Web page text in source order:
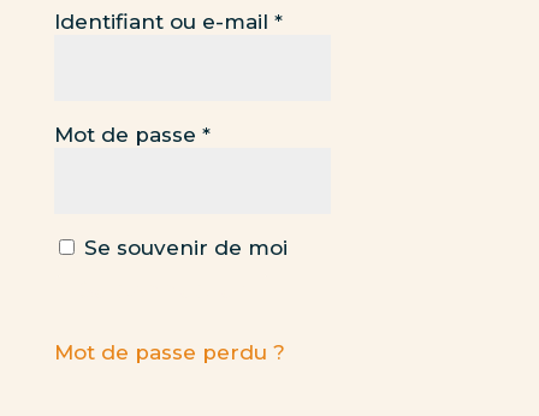
Identifiant ou e-mail *Obligatoire
Mot de passe *Obligatoire
Se souvenir de moi
Mot de passe perdu ?